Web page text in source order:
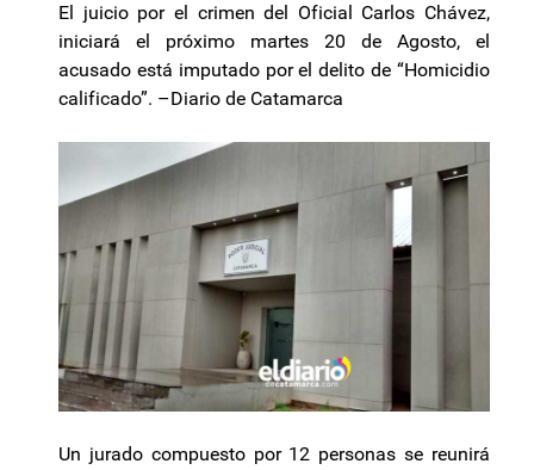
El juicio por el crimen del Oficial Carlos Chávez,
iniciará el próximo martes 20 de Agosto, el
acusado está imputado por el delito de “Homicidio
calificado”. –Diario de Catamarca
Un jurado compuesto por 12 personas se reunirá